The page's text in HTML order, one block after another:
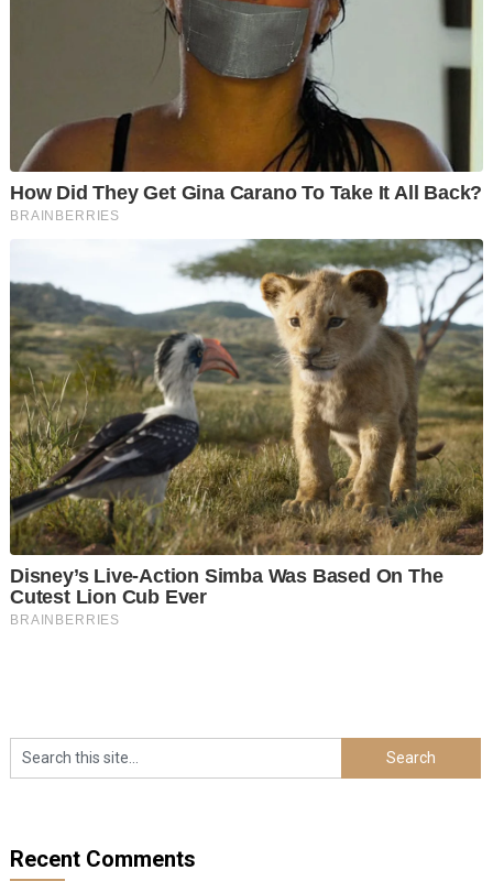
Recent Comments